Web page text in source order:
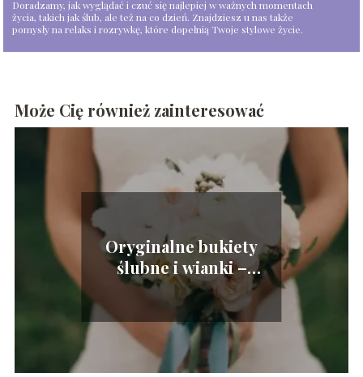
Doradzamy, jak wyglądać i czuć się najlepiej w ważnych momentach
życia, takich jak ślub, ale też na co dzień. Znajdziesz u nas także
pomysły na relaks i rozrywkę, które dopełnią Twoje stylowe życie.
Może Cię również zainteresować
Oryginalne bukiety
ślubne i wianki –
kwieciste propozycje